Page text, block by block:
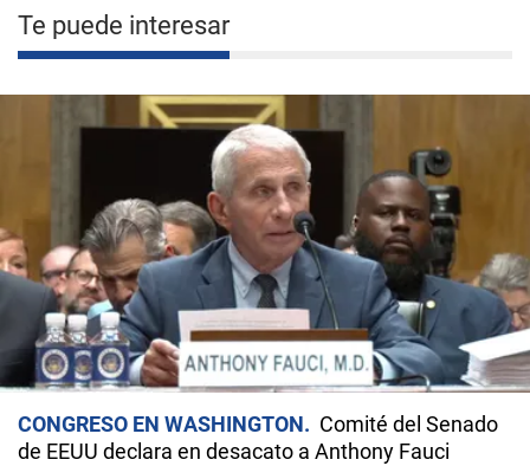
Te puede interesar
CONGRESO EN WASHINGTON
Comité del Senado
de EEUU declara en desacato a Anthony Fauci